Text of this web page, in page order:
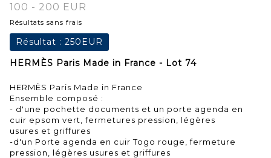
100 - 200 EUR
Résultats sans frais
Résultat : 250EUR
HERMÈS Paris Made in France - Lot 74
HERMÈS Paris Made in France
Ensemble composé :
- d'une pochette documents et un porte agenda en
cuir epsom vert, fermetures pression, légères
usures et griffures
-d'un Porte agenda en cuir Togo rouge, fermeture
pression, légères usures et griffures